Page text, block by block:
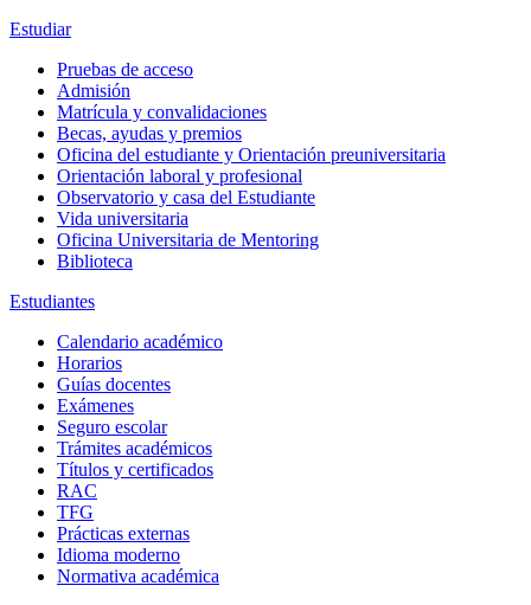
Estudiar
Pruebas de acceso
Admisión
Matrícula y convalidaciones
Becas, ayudas y premios
Oficina del estudiante y Orientación preuniversitaria
Orientación laboral y profesional
Observatorio y casa del Estudiante
Vida universitaria
Oficina Universitaria de Mentoring
Biblioteca
Estudiantes
Calendario académico
Horarios
Guías docentes
Exámenes
Seguro escolar
Trámites académicos
Títulos y certificados
RAC
TFG
Prácticas externas
Idioma moderno
Normativa académica